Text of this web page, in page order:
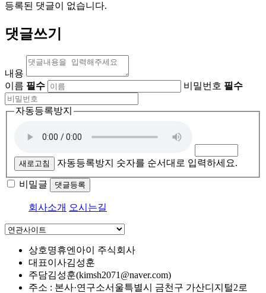
등록된 댓글이 없습니다.
댓글쓰기
내용
이름 필수 비밀번호 필수
자동등록방지
새로고침 자동등록방지 숫자를 순서대로 입력하세요.
비밀글 댓글등록
회사소개 오시는길
상호명휴엔아이 주식회사
대표이사김성훈
주담김성훈(kimsh2071@naver.com)
주소 : 본사·연구소서울특별시 금천구 가산디지털2로